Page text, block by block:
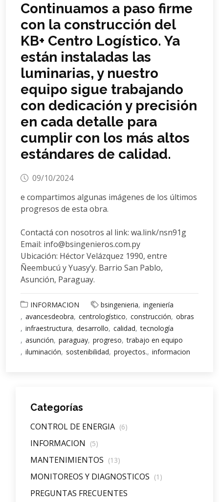
Continuamos a paso firme
con la construcción del
KB+ Centro Logístico. Ya
están instaladas las
luminarias, y nuestro
equipo sigue trabajando
con dedicación y precisión
en cada detalle para
cumplir con los más altos
estándares de calidad.
09/10/2024
e compartimos algunas imágenes de los últimos
progresos de esta obra.
Contactá con nosotros al link: wa.link/nsn91g
Email: info@bsingenieros.com.py
Ubicación: Héctor Velázquez 1990, entre
Ñeembucú y Yuasy’y. Barrio San Pablo,
Asunción, Paraguay.
INFORMACION bsingenieria ingeniería
avancesdeobra centrologístico construcción obras
infraestructura desarrollo calidad tecnología
asunción paraguay progreso trabajo en equipo
iluminación
sostenibilidad proyectos. informacion
Categorías
CONTROL DE ENERGIA (6)
INFORMACION (5)
MANTENIMIENTOS (13)
MONITOREOS Y DIAGNOSTICOS (1)
PREGUNTAS FRECUENTES